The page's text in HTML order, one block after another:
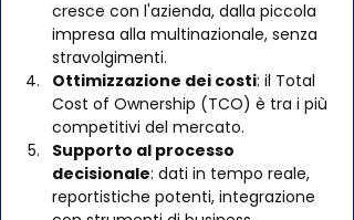
cresce con l'azienda, dalla piccola
impresa alla multinazionale, senza
stravolgimenti.
Ottimizzazione dei costi: il Total
Cost of Ownership (TCO) è tra i più
competitivi del mercato.
Supporto al processo
decisionale: dati in tempo reale,
reportistiche potenti, integrazione